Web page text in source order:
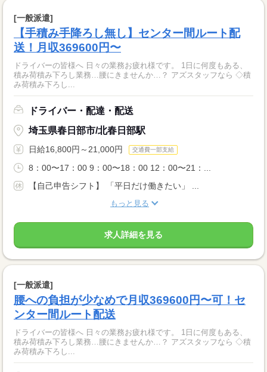
[一般派遣]
【手積み手降ろし無し】センター間ルート配
送！月収369600円〜
ドライバーの皆様へ 日々の業務お疲れ様です。 1日に何度もある、
積み荷積み下ろし業務…腰にきませんか…？ アズスタッフなら ◇積
み荷積み下ろし...
ドライバー・配達・配送
埼玉県春日部市/北春日部駅
日給16,800円～21,000円 交通費一部支給
8：00〜17：00 9：00〜18：00 12：00〜21：...
【自己申告シフト】 「平日だけ働きたい」 ...
もっと見る
求人詳細を見る
[一般派遣]
腰への負担が少なめで月収369600円〜可！セ
ンター間ルート配送
ドライバーの皆様へ 日々の業務お疲れ様です。 1日に何度もある、
積み荷積み下ろし業務…腰にきませんか…？ アズスタッフなら ◇積
み荷積み下ろし...